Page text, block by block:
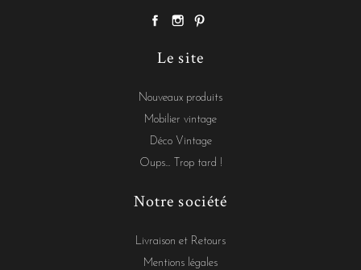
Le site
Nouveaux produits
Mobilier vintage
Déco Vintage
Oups... Trop tard !
Notre société
Livraison et Retours
Mentions légales